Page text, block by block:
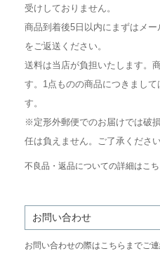
受けしておりません。
商品到着後5日以内にまずはメ
をご返送ください。
送料は当店が負担いたします。
す。1点ものの商品につきまし
す。
※定形外郵便でのお届けでは破
任は負えません。ご了承ください
不良品・返品についての詳細はこち
お問い合わせ
お問い合わせの際はこちらまでご